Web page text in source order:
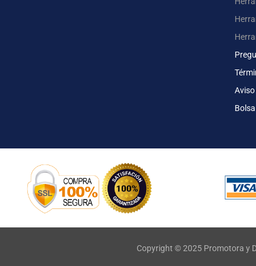
Copyright © 2025 Promotora y